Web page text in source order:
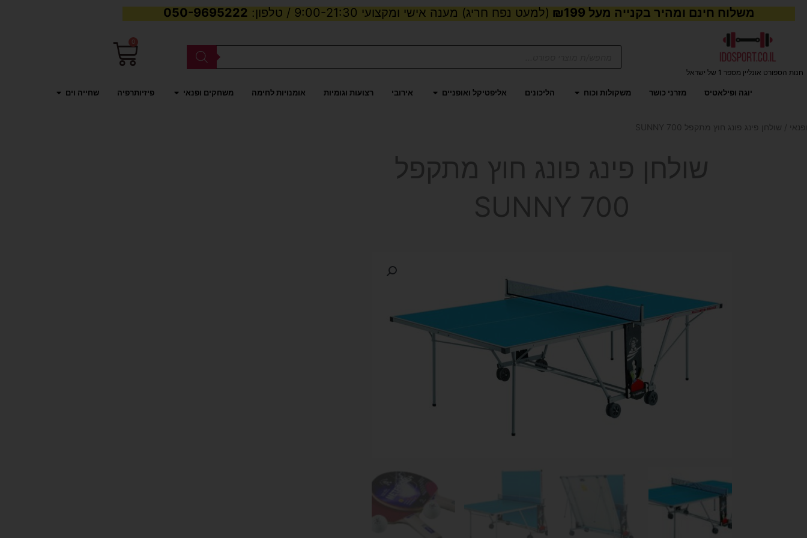
משלוח חינם ומהיר בקנייה מעל ₪199 (למעט נפח חריג) מענה אישי ומקצועי 9:00-21:30 / טלפון: 050-9695222
חנות הספורט אונליין מספר 1 של ישראל
Products
0
עגלת
יוגה ופילאטיס מזרני כושר משקולות וכוח פתח משקולות וכוח
הליכונים אליפטיקל ואופניים פתח אליפטיקל ואופניים
אירובי רצועות וגומיות אומנויות לחימה משחקים ופנאי פתח משחקים ופנאי
פיזיותרפיה שחייה וים פתח שחייה וים
/ שולחן פינג פונג חוץ מתקפל SUNNY 700
שולחן פינג פונג חוץ מתקפל
SUNNY 700